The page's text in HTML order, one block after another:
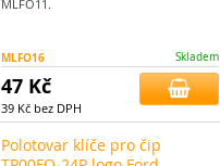
MLFO11.
MLFO16 Skladem
47 Kč
39 Kč bez DPH
Polotovar klíče pro čip